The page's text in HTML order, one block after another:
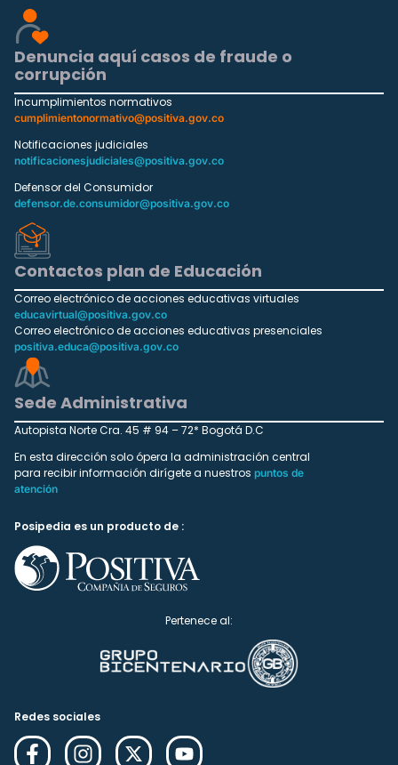
Denuncia aquí casos de fraude o
corrupción
Incumplimientos normativos
cumplimientonormativo@positiva.gov.co
Notificaciones judiciales
notificacionesjudiciales@positiva.gov.co
Defensor del Consumidor
defensor.de.consumidor@positiva.gov.co
Contactos plan de Educación
Correo electrónico de acciones educativas virtuales
educavirtual@positiva.gov.co
Correo electrónico de acciones educativas presenciales
positiva.educa@positiva.gov.co
Sede Administrativa
Autopista Norte Cra. 45 # 94 – 72* Bogotá D.C
En esta dirección solo ópera la administración central
para recibir información dirígete a nuestros puntos de
atención
Posipedia es un producto de :
Pertenece al:
Redes sociales